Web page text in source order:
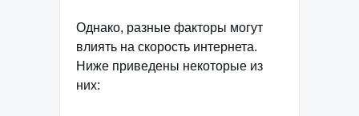
Однако, разные факторы могут
влиять на скорость интернета.
Ниже приведены некоторые из
них: